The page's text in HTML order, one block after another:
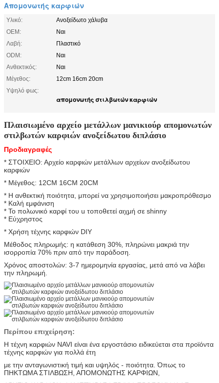
Απομονωτής καρφιών
Υλικό:
Ανοξείδωτο χάλυβα
OEM:
Ναι
Λαβή:
Πλαστικό
ODM:
Ναι
Ανθεκτικός:
Ναι
Μέγεθος:
12cm 16cm 20cm
Υψηλό φως:
απομονωτής στιλβωτών καρφιών
Πλαισιωμένο αρχείο μετάλλων μανικιούρ απομονωτών
στιλβωτών καρφιών ανοξείδωτου διπλάσιο
Προδιαγραφές
* ΣΤΟΙΧΕΙΟ: Αρχείο καρφιών μετάλλων αρχείων ανοξείδωτου
καρφιών
* Μέγεθος: 12CM 16CM 20CM
* Η ανθεκτική ποιότητα, μπορεί να χρησιμοποιήσει μακροπρόθεσμο
* Καλή εμφάνιση
* Το πολωνικό καρφί του u τοποθετεί αιχμή σε shinny
* Εύχρηστος
* Χρήση τέχνης καρφιών DIY
Μέθοδος πληρωμής: η κατάθεση 30%, πληρώνει μακριά την
ισορροπία 70% πριν από την παράδοση.
Χρόνος αποστολών: 3-7 ημερομηνία εργασίας, μετά από να λάβει
την πληρωμή.
Περίπου επιχείρηση:
Η τέχνη καρφιών NAVI είναι ένα εργοστάσιο ειδικεύεται στα προϊόντα
τέχνης καρφιών για πολλά έτη
με την ανταγωνιστική τιμή και υψηλός - ποιότητα. Όπως το
ΠΗΚΤΩΜΑ ΣΤΙΛΒΩΣΗ, ΑΠΟΜΟΝΩΤΗΣ ΚΑΡΦΙΩΝ,